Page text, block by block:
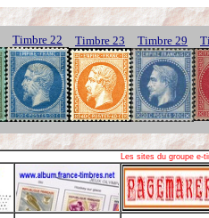
Timbre 22 Timbre 23 Timbre 29
Les sites du groupe e-